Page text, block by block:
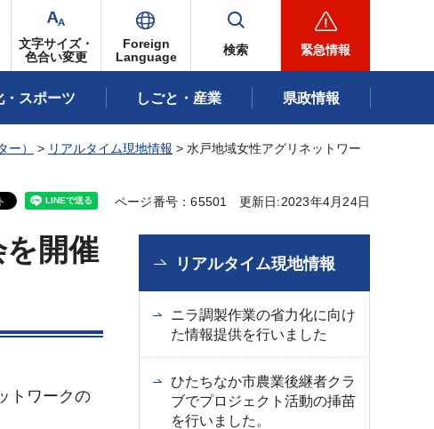
文字サイズ・
色合い変更
Foreign
Language
検索 緊急情報
・スポーツ しごと・産業 県政情報
） > リアルタイム現地情報 > 水戸地域女性アグリネットワー
ページ番号：65501 更新日:2023年4月24日
開催
トワークの
リアルタイム現地情報
ニラ調製作業の省力化に向け
た情報提供を行いました
ひたちなか市農業後継者クラ
ブでプロジェクト活動の挿苗
を行いました。